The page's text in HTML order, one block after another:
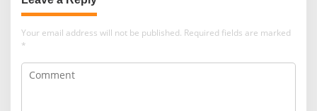
Your email address will not be published. Required fields are marked
*